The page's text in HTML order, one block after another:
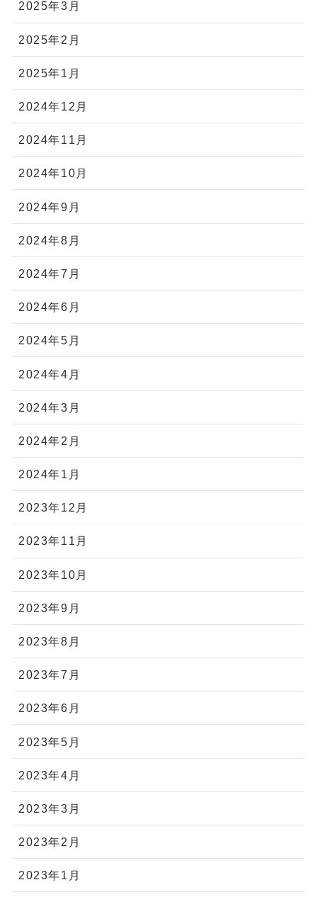
2025年3月
2025年2月
2025年1月
2024年12月
2024年11月
2024年10月
2024年9月
2024年8月
2024年7月
2024年6月
2024年5月
2024年4月
2024年3月
2024年2月
2024年1月
2023年12月
2023年11月
2023年10月
2023年9月
2023年8月
2023年7月
2023年6月
2023年5月
2023年4月
2023年3月
2023年2月
2023年1月